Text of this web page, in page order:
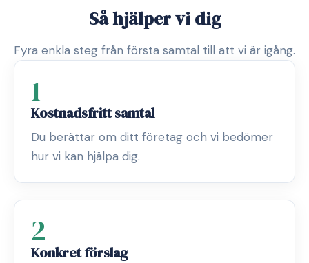
Så hjälper vi dig
Fyra enkla steg från första samtal till att vi är igång.
1
Kostnadsfritt samtal
Du berättar om ditt företag och vi bedömer
hur vi kan hjälpa dig.
2
Konkret förslag